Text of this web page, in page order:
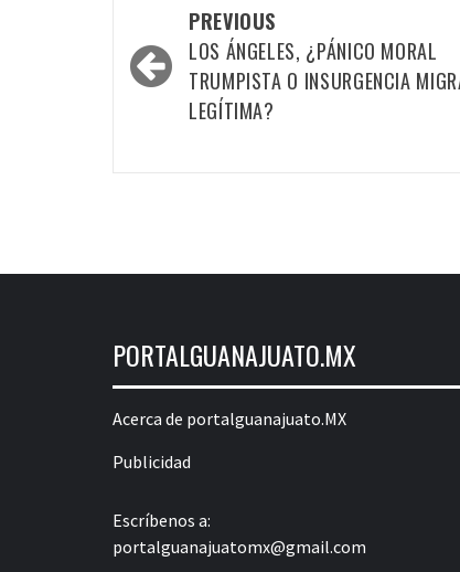
navigation
PREVIOUS
LOS ÁNGELES, ¿PÁNICO MORAL
TRUMPISTA O INSURGENCIA
LEGÍTIMA?
PORTALGUANAJUATO.MX
Acerca de portalguanajuato.MX
Publicidad
Escríbenos a:
portalguanajuatomx@gmail.com